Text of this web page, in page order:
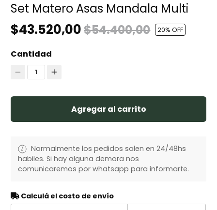
Set Matero Asas Mandala Multi
$43.520,00$54.400,00 20% OFF
Cantidad
1
Agregar al carrito
Normalmente los pedidos salen en 24/48hs
habiles. Si hay alguna demora nos
comunicaremos por whatsapp para informarte.
Calculá el costo de envío